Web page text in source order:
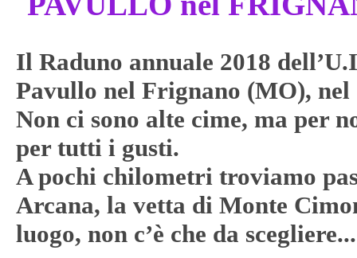
Il Raduno annuale 2018
Pavullo nel Frignano (MO), nel
Non ci sono alte cime, ma per
per tutti i gusti.
A pochi chilometri troviamo
Arcana, la vetta di Monte
luogo, non c’è che da scegliere...